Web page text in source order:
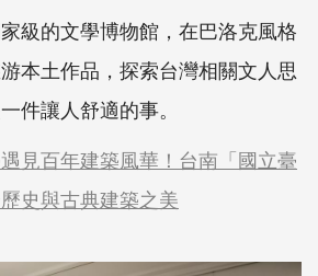
級的文學博物館，在巴洛克風格
本土作品，探索台灣相關文人思
件讓人舒適的事。
見百年建築風華！台南「國立臺
史與古典建築之美